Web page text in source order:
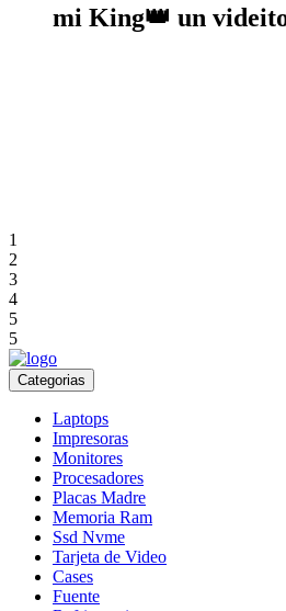
mi King👑 un
1
2
3
4
5
5
Categorias
Laptops
Impresoras
Monitores
Procesadores
Placas Madre
Memoria Ram
Ssd Nvme
Tarjeta de Video
Cases
Fuente